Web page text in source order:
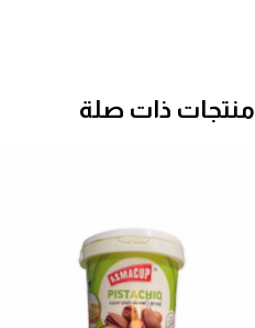
منتجات ذات صلة